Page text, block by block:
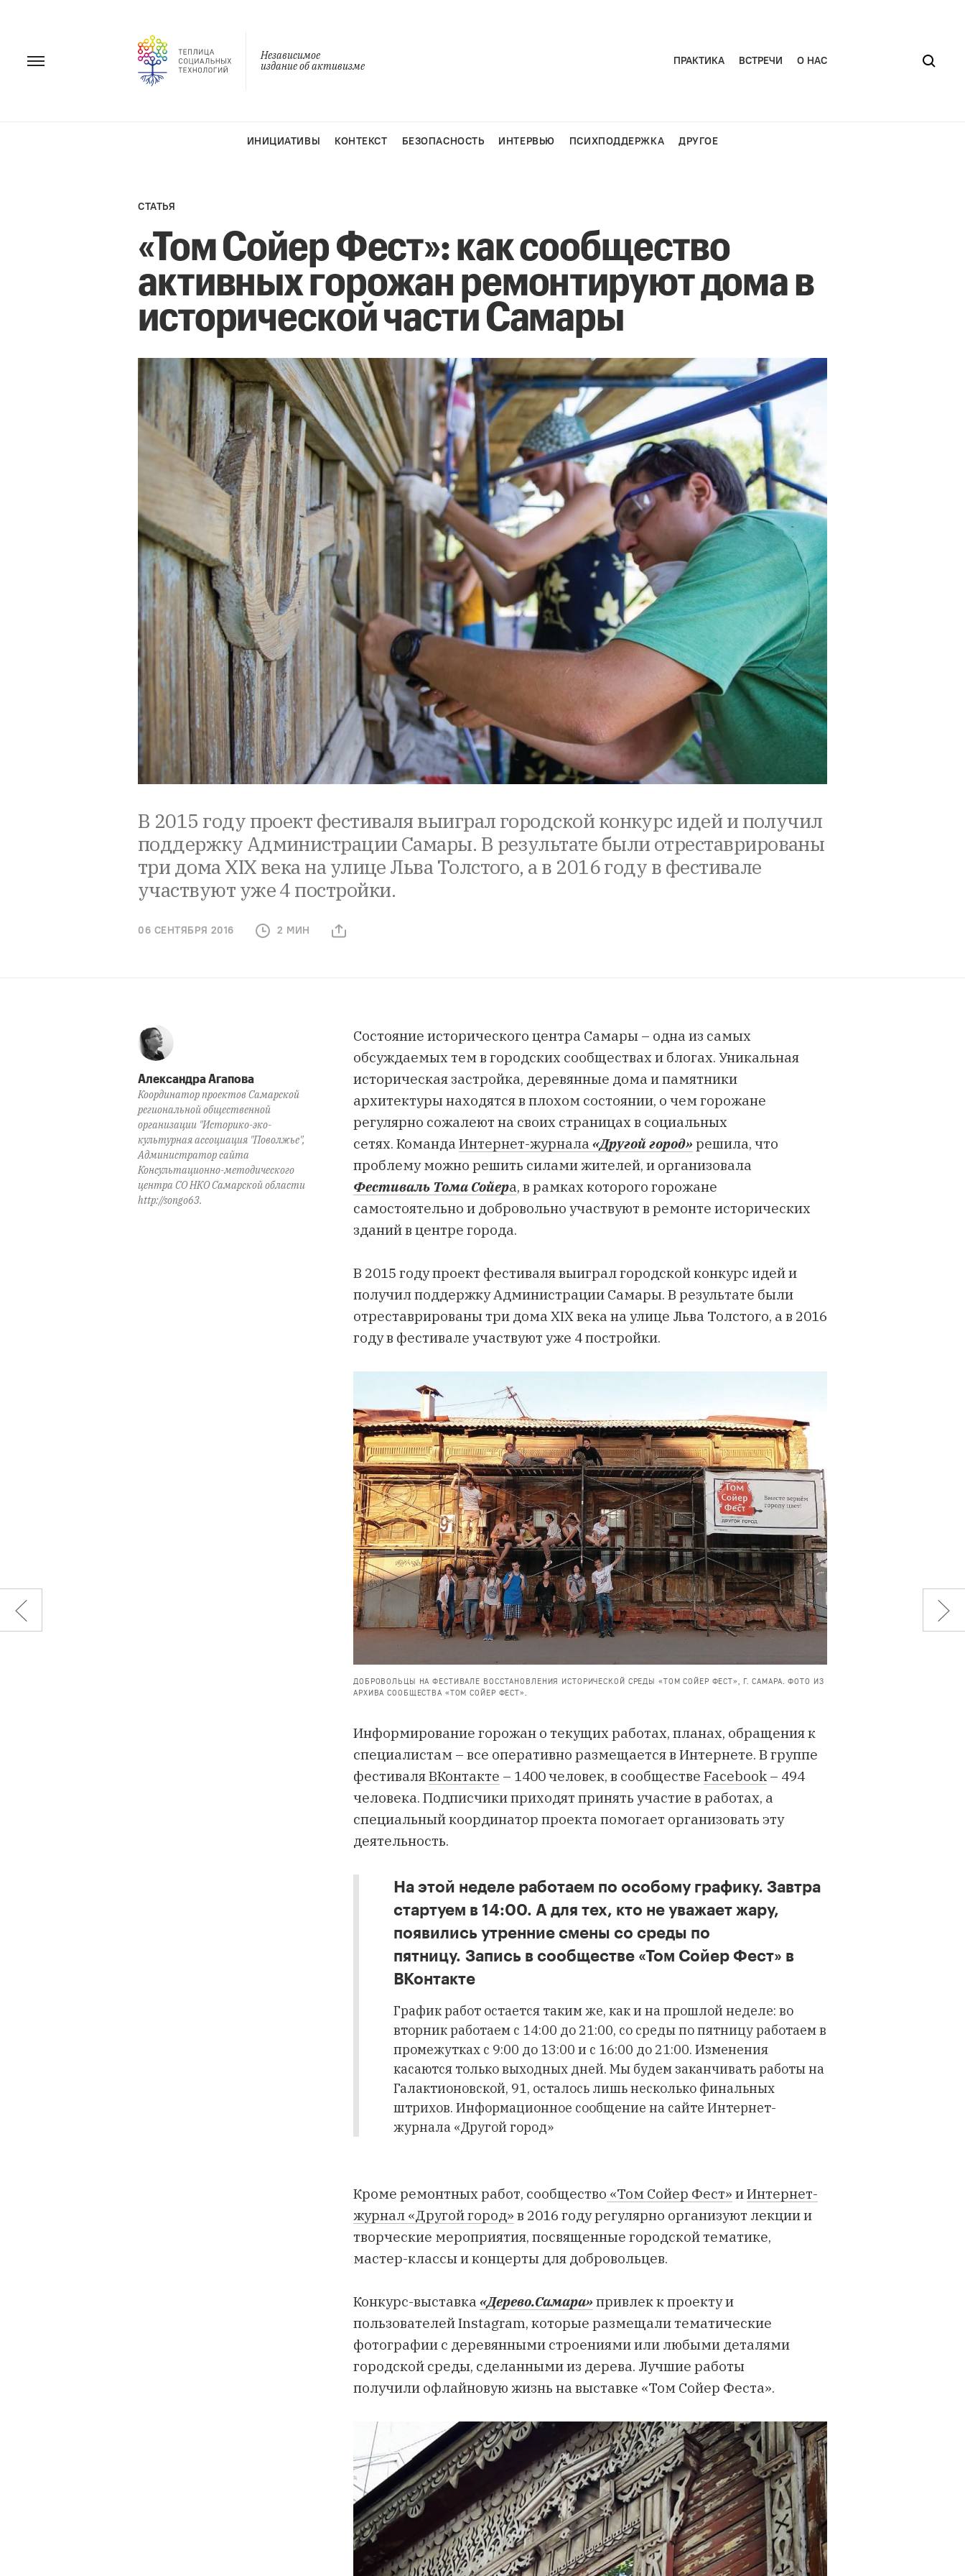
Независимое
издание об активизме
ПРАКТИКА ВСТРЕЧИ О НАС
ИНИЦИАТИВЫ КОНТЕКСТ БЕЗОПАСНОСТЬ ИНТЕРВЬЮ ПСИХПОДДЕРЖКА ДРУГОЕ
СТАТЬЯ
«Том Сойер Фест»: как сообщество
активных горожан ремонтируют дома в
исторической части Самары
В 2015 году проект фестиваля выиграл городской конкурс идей и получил
поддержку Администрации Самары. В результате были отреставрированы
три дома XIX века на улице Льва Толстого, а в 2016 году в фестивале
участвуют уже 4 постройки.
06 СЕНТЯБРЯ 2016 2 МИН
Александра Агапова
Координатор проектов Самарской
региональной общественной
организации "Историко-эко-
культурная ассоциация "Поволжье",
Администратор сайта
Консультационно-методического
центра СО НКО Самарской области
http://songo63.
Состояние исторического центра Самары – одна из самых
обсуждаемых тем в городских сообществах и блогах. Уникальная
историческая застройка, деревянные дома и памятники
архитектуры находятся в плохом состоянии, о чем горожане
регулярно сожалеют на своих страницах в социальных
сетях. КомандаИнтернет-журнала«Другой город» решила, что
проблему можно решить силами жителей, и организовала
Фестиваль Тома Сойера, в рамках которого горожане
самостоятельно и добровольно участвуют в ремонте исторических
зданий в центре города.
В 2015 году проект фестиваля выиграл городской конкурс идей и
получил поддержку Администрации Самары. В результате были
отреставрированы три дома XIX века на улице Льва Толстого, а в 2016
году в фестивале участвуют уже 4 постройки.
ДОБРОВОЛЬЦЫ НА ФЕСТИВАЛЕ ВОССТАНОВЛЕНИЯ ИСТОРИЧЕСКОЙ СРЕДЫ «ТОМ СОЙЕР ФЕСТ», Г. САМАРА. ФОТО ИЗ
АРХИВА СООБЩЕСТВА «ТОМ СОЙЕР ФЕСТ».
Информирование горожан о текущих работах, планах, обращения к
специалистам – все оперативно размещается в Интернете. В группе
фестиваляВКонтакте – 1400 человек, в сообществе Facebook – 494
человека. Подписчики приходят принять участие в работах, а
специальный координатор проекта помогает организовать эту
деятельность.
На этой неделе работаем по особому графику. Завтра
стартуем в 14:00. А для тех, кто не уважает жару,
появились утренние смены со среды по
пятницу. Запись в сообществе «Том Сойер Фест» в
ВКонтакте
График работ остается таким же, как и на прошлой неделе: во
вторник работаем с 14:00 до 21:00, со среды по пятницу работаем в
промежутках с 9:00 до 13:00 и с 16:00 до 21:00. Изменения
касаются только выходных дней. Мы будем заканчивать работы на
Галактионовской, 91, осталось лишь несколько финальных
штрихов. Информационное сообщение на сайте Интернет-
журнала «Другой город»
Кроме ремонтных работ, сообщество «Том Сойер Фест» иИнтернет-
журнал «Другой город» в 2016 году регулярно организуют лекции и
творческие мероприятия, посвященные городской тематике,
мастер-классы и концерты для добровольцев.
Конкурс-выставка«Дерево.Самара» привлек к проекту и
пользователей Instagram, которые размещали тематические
фотографии с деревянными строениями или любыми деталями
городской среды, сделанными из дерева. Лучшие работы
получили офлайновую жизнь на выставке «Том Сойер Феста».